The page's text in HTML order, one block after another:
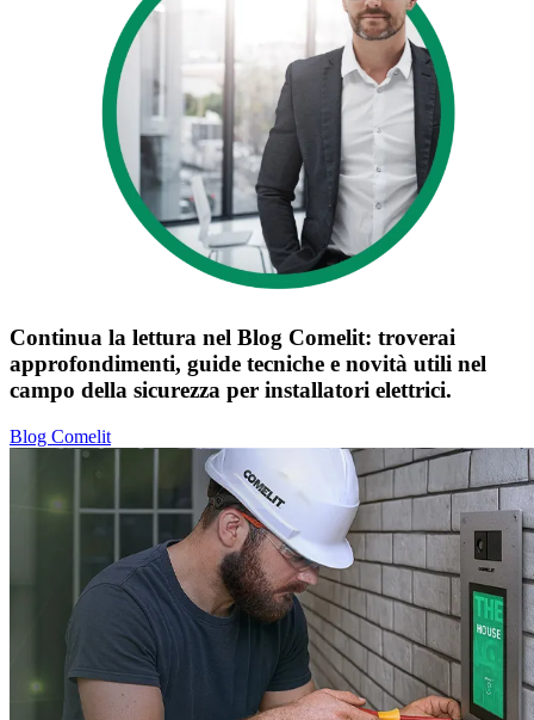
Continua la lettura nel Blog Comelit: troverai
approfondimenti, guide tecniche e novità utili nel
campo della sicurezza per installatori elettrici.
Blog Comelit